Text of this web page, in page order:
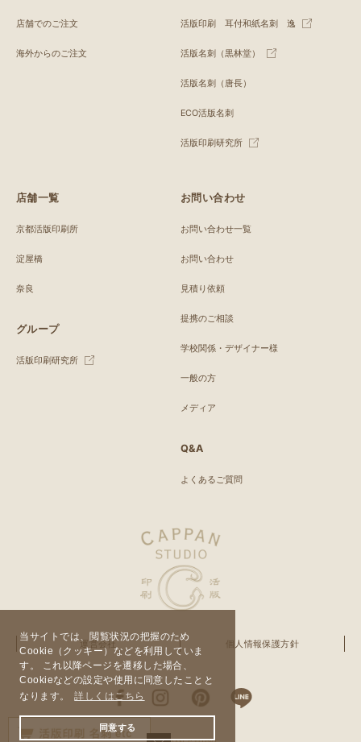
当サイトでは、閲覧状況の把握のため
Cookie（クッキー）などを利用していま
す。 これ以降ページを遷移した場合、
Cookieなどの設定や使用に同意したことと
なります。
詳しくはこちら
同意する
店舗でのご注文
海外からのご注文
活版印刷 耳付和紙名刺 逸
活版名刺（黒林堂）
活版名刺（唐長）
ECO活版名刺
活版印刷研究所
店舗一覧
京都活版印刷所
淀屋橋
奈良
グループ
活版印刷研究所
お問い合わせ
お問い合わせ一覧
お問い合わせ
見積り依頼
提携のご相談
学校関係・デザイナー様
一般の方
メディア
Q&A
よくあるご質問
運営会社 個人情報保護方針